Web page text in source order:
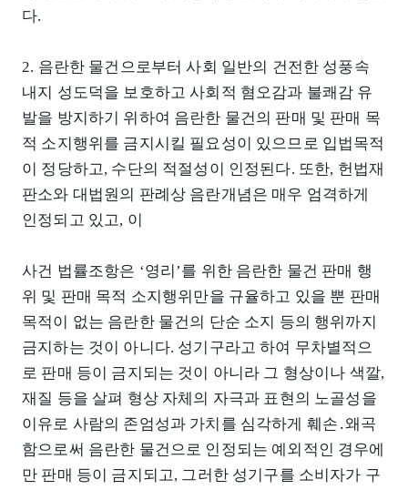
다.
2. 음란한 물건으로부터 사회 일반의 건전한 성풍속
내지 성도덕을 보호하고 사회적 혐오감과 불쾌감 유
발을 방지하기 위하여 음란한 물건의 판매 및 판매 목
적 소지행위를 금지시킬 필요성이 있으므로 입법목적
이 정당하고, 수단의 적절성이 인정된다. 또한, 헌법재
판소와 대법원의 판례상 음란개념은 매우 엄격하게
인정되고 있고, 이
사건 법률조항은 ‘영리’를 위한 음란한 물건 판매 행
위 및 판매 목적 소지행위만을 규율하고 있을 뿐 판매
목적이 없는 음란한 물건의 단순 소지 등의 행위까지
금지하는 것이 아니다. 성기구라고 하여 무차별적으
로 판매 등이 금지되는 것이 아니라 그 형상이나 색깔,
재질 등을 살펴 형상 자체의 자극과 표현의 노골성을
이유로 사람의 존엄성과 가치를 심각하게 훼손․왜곡
함으로써 음란한 물건으로 인정되는 예외적인 경우에
만 판매 등이 금지되고, 그러한 성기구를 소비자가 구